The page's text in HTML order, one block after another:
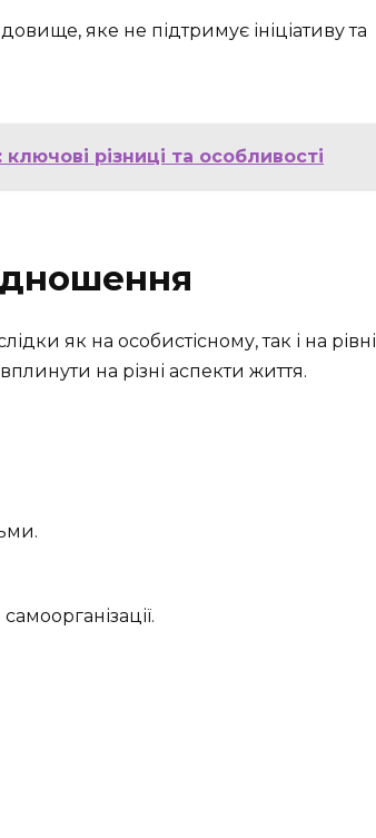
яке не підтримує ініціативу та
різниці та особливості
як на особистісному, так і на рівні
на різні аспекти життя.